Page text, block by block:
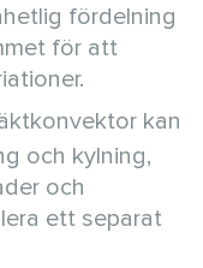
fördelning
för att
kan
och kylning,
och
ett separat